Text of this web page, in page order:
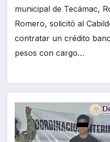
municipal de Tecámac,
Romero, solicitó al
contratar un crédito
pesos con cargo…